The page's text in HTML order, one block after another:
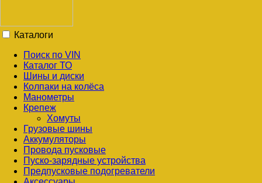
Каталоги
Поиск по VIN
Каталог ТО
Шины и диски
Колпаки на колёса
Манометры
Крепеж
Хомуты
Грузовые шины
Аккумуляторы
Провода пусковые
Пуско-зарядные устройства
Предпусковые подогреватели